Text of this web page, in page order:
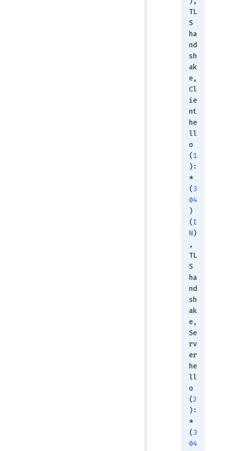
TL
S
ha
nd
sh
ak
e,
Cl
ie
nt
he
ll
o
(1
):
*
(3
04
)
(I
N)
,
TL
S
ha
nd
sh
ak
e,
Se
rv
er
he
ll
o
(2
):
*
(3
04